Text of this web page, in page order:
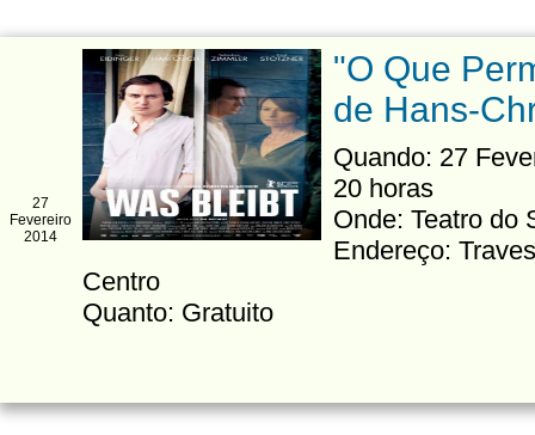
27
Fevereiro
2014
"O Que
de Hans-
Quando: 27
20 horas
Onde: Teatro do
Endereço:
Centro
Quanto: Gratuito